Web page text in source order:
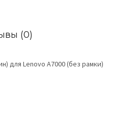
(0)
для Lenovo A7000 (без рамки)